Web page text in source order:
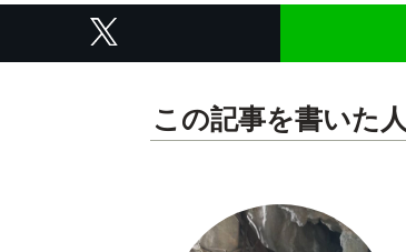
この記事を書いた人